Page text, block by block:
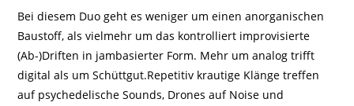
Bei diesem Duo geht es weniger um einen anorganischen
Baustoff, als vielmehr um das kontrolliert improvisierte
(Ab-)Driften in jambasierter Form. Mehr um analog trifft
digital als um Schüttgut.Repetitiv krautige Klänge treffen
auf psychedelische Sounds, Drones auf Noise und